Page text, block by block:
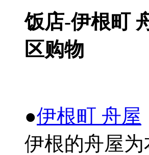
饭店-伊根町
区购物
●伊根町 舟屋
伊根的舟屋为